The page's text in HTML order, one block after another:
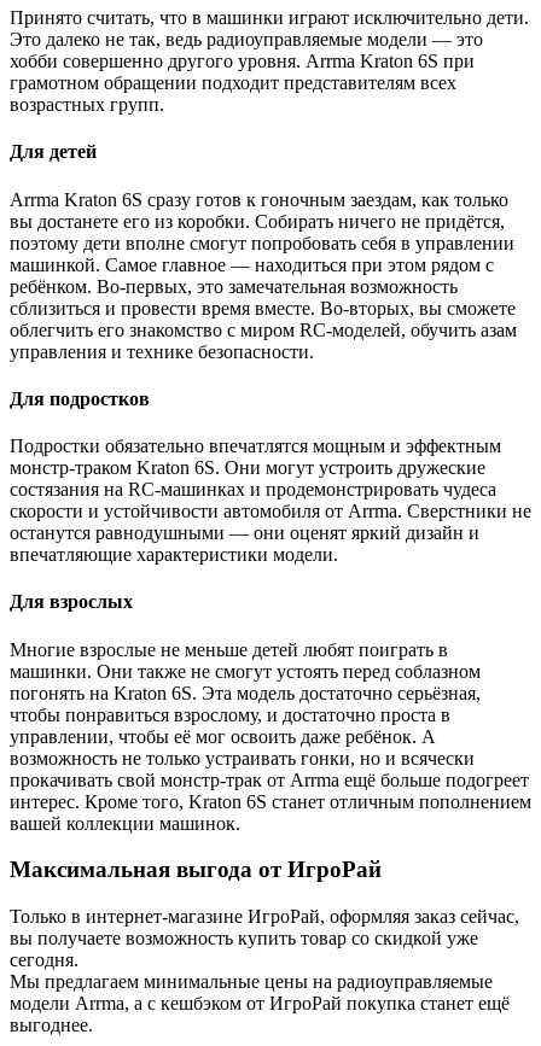
Принято считать, что в машинки играют исключительно дети.
Это далеко не так, ведь радиоуправляемые модели — это
хобби совершенно другого уровня. Arrma Kraton 6S при
грамотном обращении подходит представителям всех
возрастных групп.
Для детей
Arrma Kraton 6S сразу готов к гоночным заездам, как только
вы достанете его из коробки. Собирать ничего не придётся,
поэтому дети вполне смогут попробовать себя в управлении
машинкой. Самое главное — находиться при этом рядом с
ребёнком. Во-первых, это замечательная возможность
сблизиться и провести время вместе. Во-вторых, вы сможете
облегчить его знакомство с миром RC-моделей, обучить азам
управления и технике безопасности.
Для подростков
Подростки обязательно впечатлятся мощным и эффектным
монстр-траком Kraton 6S. Они могут устроить дружеские
состязания на RC-машинках и продемонстрировать чудеса
скорости и устойчивости автомобиля от Arrma. Сверстники не
останутся равнодушными — они оценят яркий дизайн и
впечатляющие характеристики модели.
Для взрослых
Многие взрослые не меньше детей любят поиграть в
машинки. Они также не смогут устоять перед соблазном
погонять на Kraton 6S. Эта модель достаточно серьёзная,
чтобы понравиться взрослому, и достаточно проста в
управлении, чтобы её мог освоить даже ребёнок. А
возможность не только устраивать гонки, но и всячески
прокачивать свой монстр-трак от Arrma ещё больше подогреет
интерес. Кроме того, Kraton 6S станет отличным пополнением
вашей коллекции машинок.
Максимальная выгода от ИгроРай
Только в интернет-магазине ИгроРай, оформляя заказ сейчас,
вы получаете возможность купить товар со скидкой уже
сегодня.
Мы предлагаем минимальные цены на радиоуправляемые
модели Arrma, а с кешбэком от ИгроРай покупка станет ещё
выгоднее.